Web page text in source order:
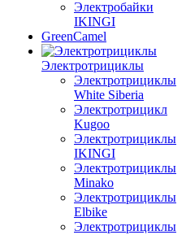
Электробайки
IKINGI
GreenCamel
Электротрициклы
Электротрициклы
White Siberia
Электротрицикл
Kugoo
Электротрициклы
IKINGI
Электротрициклы
Minako
Электротрициклы
Elbike
Электротрициклы